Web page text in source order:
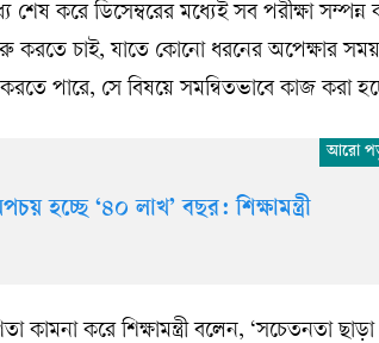
করে ডিসেম্বরের মধ্যেই সব পরীক্ষা সম্পন্ন
করতে চাই, যাতে কোনো ধরনের অপেক্ষার
পারে, সে বিষয়ে সমন্বিতভাবে কাজ করা
হচ্ছে ‘৪০ লাখ’ বছর: শিক্ষামন্ত্রী
কামনা করে শিক্ষামন্ত্রী বলেন, ‘সচেতনতা